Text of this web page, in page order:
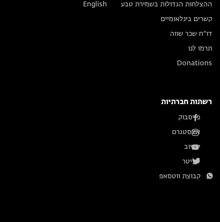
ההצלחות הגדולות בשמירת טבע
קשרים בינלאומיים
דו״ח שכר שווה
תרמו לנו
Donations
English
רשתות חברתיות
פייסבוק
אינסטגרם
יוטיוב
טוויטר
קבוצת ווטסאפ